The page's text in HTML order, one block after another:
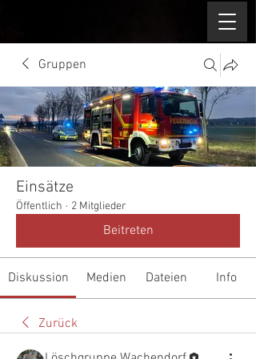
Gruppen
Einsätze
Öffentlich · 2 Mitglieder
Beitreten
Diskussion Medien Dateien Info
Zurück